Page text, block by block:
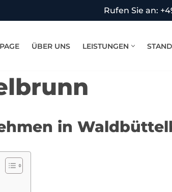
Rufen Sie an:
ÜBER UNS LEISTUNGEN
in